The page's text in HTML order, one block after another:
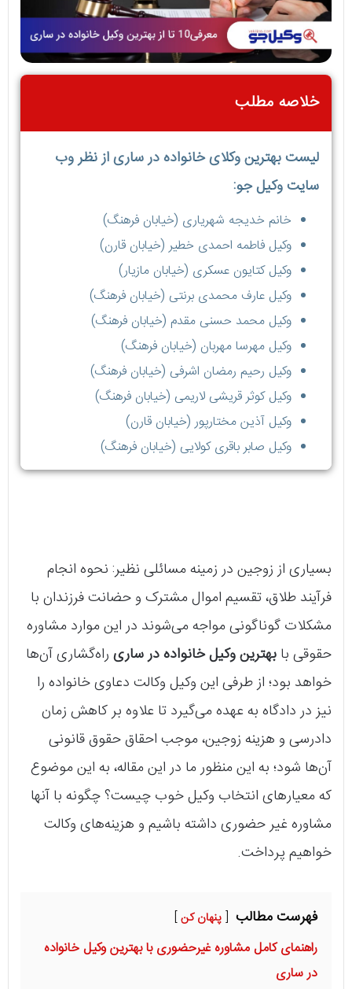
خلاصه مطلب
لیست بهترین وکلای خانواده در ساری از نظر وب
سایت وکیل جو:
خانم خدیجه شهریاری (خیابان فرهنگ)
وکیل فاطمه احمدی خطیر (خیابان قارن)
وکیل کتایون عسکری (خیابان مازیار)
وکیل عارف محمدی برنتی (خیابان فرهنگ)
وکیل محمد حسنی مقدم (خیابان فرهنگ)
وکیل مهرسا مهربان (خیابان فرهنگ)
وکیل رحیم رمضان اشرفی (خیابان فرهنگ)
وکیل کوثر قریشی لاریمی (خیابان فرهنگ)
وکیل آذین مختارپور (خیابان قارن)
وکیل صابر باقرى كولايى (خیابان فرهنگ)
بسیاری از زوجین در زمینه مسائلی نظیر: نحوه انجام
فرآیند طلاق، تقسیم اموال مشترک و حضانت فرزندان با
مشکلات گوناگونی مواجه می‌شوند در این موارد مشاوره
حقوقی با بهترین وکیل خانواده در ساری راه‌گشاری آن‌ها
خواهد بود؛ از طرفی این وکیل وکالت دعاوی خانواده را
نیز در دادگاه به عهده می‌گیرد تا علاوه بر کاهش زمان
دادرسی و هزینه زوجین، موجب احقاق حقوق قانونی
آن‌ها شود؛ به این منظور ما در این مقاله، به این موضوع
که معیارهای انتخاب وکیل خوب چیست؟ چگونه با آنها
مشاوره غیر حضوری داشته باشیم و هزینه‌های وکالت
خواهیم پرداخت.
فهرست مطالب پنهان کن
راهنمای کامل مشاوره غیرحضوری با بهترین وکیل خانواده
در ساری